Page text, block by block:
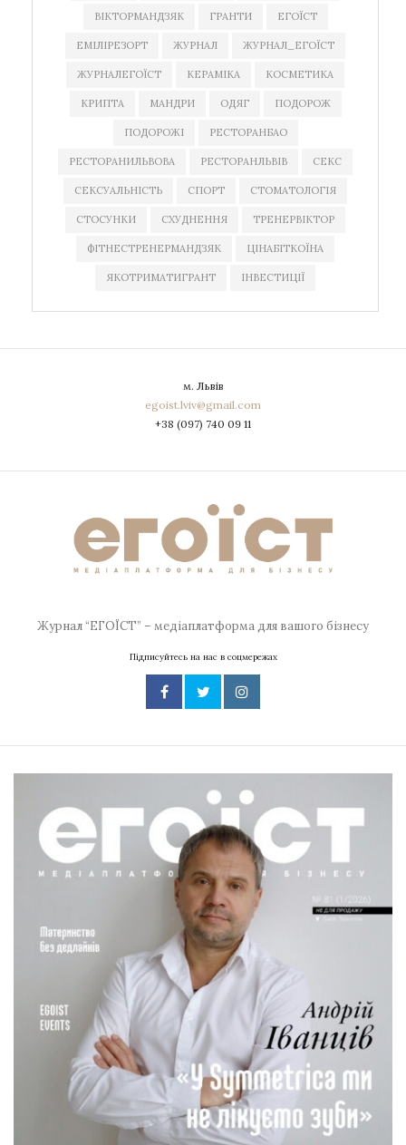
ВІКТОРМАНДЗЯК ГРАНТИ ЕГОЇСТ
ЕМІЛІРЕЗОРТ ЖУРНАЛ ЖУРНАЛ_ЕГОЇСТ
ЖУРНАЛЕГОЇСТ КЕРАМІКА КОСМЕТИКА
КРИПТА МАНДРИ ОДЯГ ПОДОРОЖ
ПОДОРОЖІ РЕСТОРАНБАО
РЕСТОРАНИЛЬВОВА РЕСТОРАНЛЬВІВ СЕКС
СЕКСУАЛЬНІСТЬ СПОРТ СТОМАТОЛОГІЯ
СТОСУНКИ СХУДНЕННЯ ТРЕНЕРВІКТОР
ФІТНЕСТРЕНЕРМАНДЗЯК ЦІНАБІТКОЇНА
ЯКОТРИМАТИГРАНТ ІНВЕСТИЦІЇ
м. Львів
egoist.lviv@gmail.com
+38 (097) 740 09 11
Журнал “ЕГОЇСТ” – медіаплатформа для вашого бізнесу
Підписуйтесь на нас в соцмережах